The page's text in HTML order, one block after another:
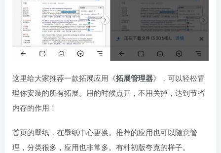
这里给大家推荐一款拓展应用《拓展管理器》，可以轻松管
理你安装的所有拓展。用的时候点开，不用关掉，达到节省
内存的作用！
首页的壁纸，在壁纸中心更换。推荐的应用也可以随意管
理，分类很多，应用也非常多。有种初版夸克的样子。